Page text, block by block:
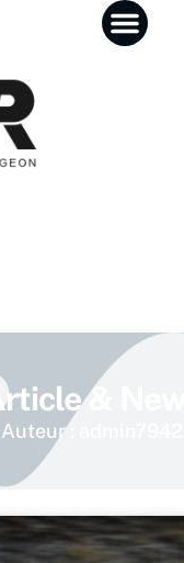
Article & News
Auteur :